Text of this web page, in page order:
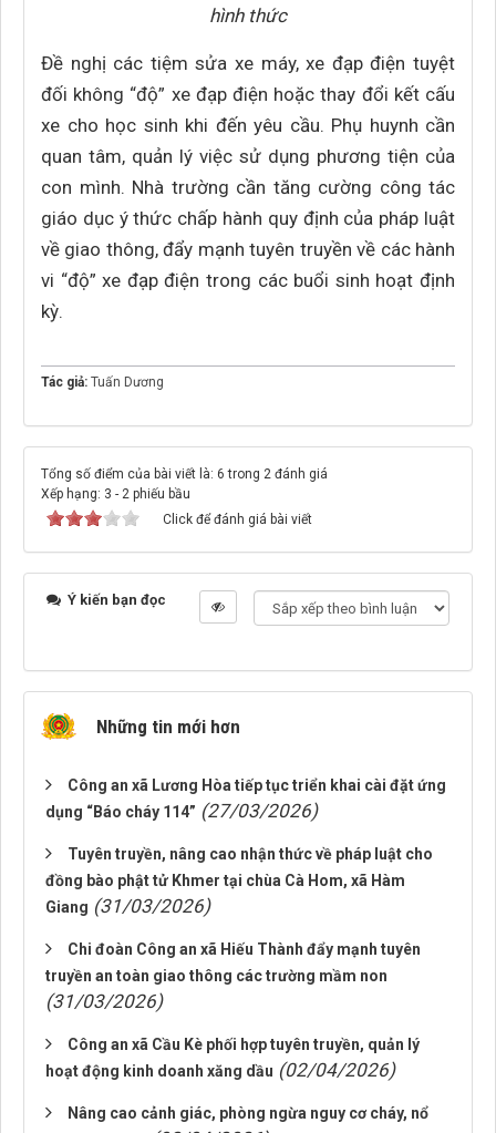
hình thức
Đề nghị các tiệm sửa xe máy, xe đạp điện tuyệt
đối không “độ” xe đạp điện hoặc thay đổi kết cấu
xe cho học sinh khi đến yêu cầu. Phụ huynh cần
quan tâm, quản lý việc sử dụng phương tiện của
con mình. Nhà trường cần tăng cường công tác
giáo dục ý thức chấp hành quy định của pháp luật
về giao thông, đẩy mạnh tuyên truyền về các hành
vi “độ” xe đạp điện trong các buổi sinh hoạt định
kỳ.
Tác giả: Tuấn Dương
Tổng số điểm của bài viết là: 6 trong 2 đánh giá
Xếp hạng: 3 - 2 phiếu bầu
Click để đánh giá bài viết
Ý kiến bạn đọc
Những tin mới hơn
Công an xã Lương Hòa tiếp tục triển khai cài đặt ứng
dụng “Báo cháy 114” (27/03/2026)
Tuyên truyền, nâng cao nhận thức về pháp luật cho
đồng bào phật tử Khmer tại chùa Cà Hom, xã Hàm
Giang (31/03/2026)
Chi đoàn Công an xã Hiếu Thành đẩy mạnh tuyên
truyền an toàn giao thông các trường mầm non
(31/03/2026)
Công an xã Cầu Kè phối hợp tuyên truyền, quản lý
hoạt động kinh doanh xăng dầu (02/04/2026)
Nâng cao cảnh giác, phòng ngừa nguy cơ cháy, nổ